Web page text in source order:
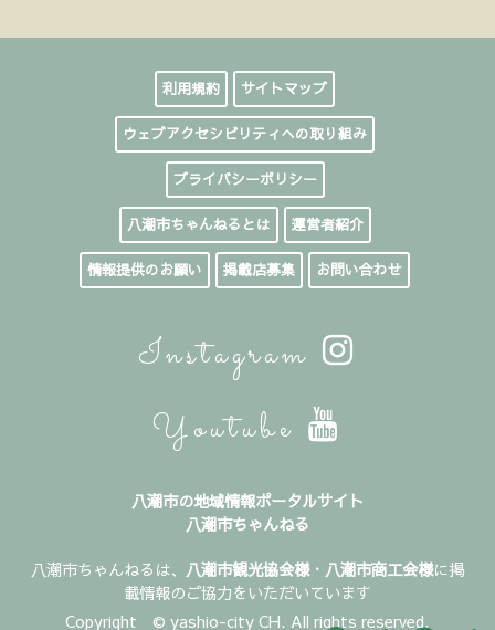
利用規約 サイトマップ
ウェブアクセシビリティへの取り組み
プライバシーポリシー
八潮市ちゃんねるとは 運営者紹介
情報提供のお願い 掲載店募集 お問い合わせ
Instagram
Youtube
八潮市の地域情報ポータルサイト
八潮市ちゃんねる
八潮市ちゃんねるは、 八潮市観光協会様・ 八潮市商工会様に掲
載情報のご協力をいただいています
Copyright © yashio-city CH. All rights reserved.